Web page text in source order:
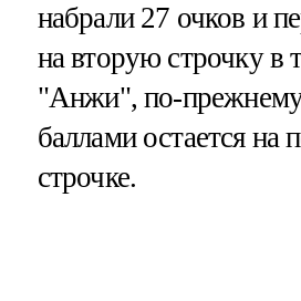
набрали 27 очков и
на вторую строчку в
"Анжи", по-
баллами остается на
строчке.